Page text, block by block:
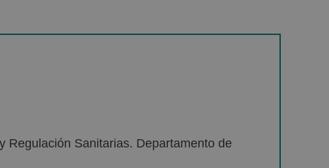
Regulación Sanitarias. Departamento de